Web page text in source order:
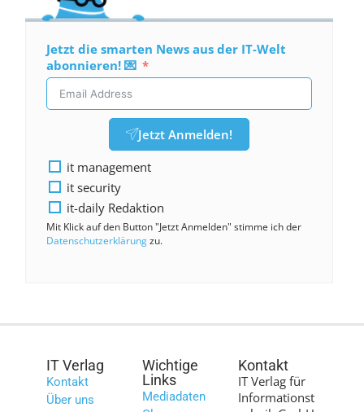
Jetzt die smarten News aus der IT-Welt
abonnieren! 💌
Jetzt Anmelden!
it management
it security
it-daily Redaktion
Mit Klick auf den Button "Jetzt Anmelden" stimme ich der
Datenschutzerklärungzu.
IT Verlag
Kontakt
Über uns
Wichtige
Links
Mediadaten
Kontakt
IT Verlag für
Informationst